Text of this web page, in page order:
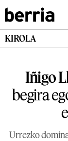
KIROLA
Iñigo
begira
Urrezko